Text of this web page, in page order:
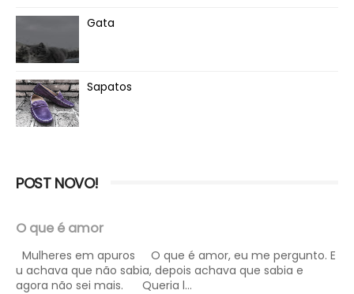
Gata
Sapatos
POST NOVO!
O que é amor
Mulheres em apuros O que é amor, eu me pergunto. E
u achava que não sabia, depois achava que sabia e
agora não sei mais. Queria l...